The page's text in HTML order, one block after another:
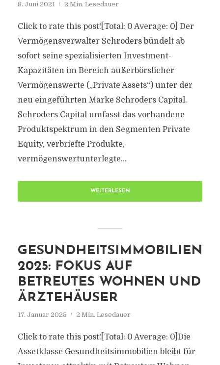
8. Juni 2021 2 Min. Lesedauer
Click to rate this post![Total: 0 Average: 0] Der
Vermögensverwalter Schroders bündelt ab
sofort seine spezialisierten Investment-
Kapazitäten im Bereich außerbörslicher
Vermögenswerte („Private Assets“) unter der
neu eingeführten Marke Schroders Capital.
Schroders Capital umfasst das vorhandene
Produktspektrum in den Segmenten Private
Equity, verbriefte Produkte,
vermögenswertunterlegte...
WEITERLESEN
GESUNDHEITSIMMOBILIEN
2025: FOKUS AUF
BETREUTES WOHNEN UND
ÄRZTEHÄUSER
17. Januar 2025 2 Min. Lesedauer
Click to rate this post![Total: 0 Average: 0]Die
Assetklasse Gesundheitsimmobilien bleibt für